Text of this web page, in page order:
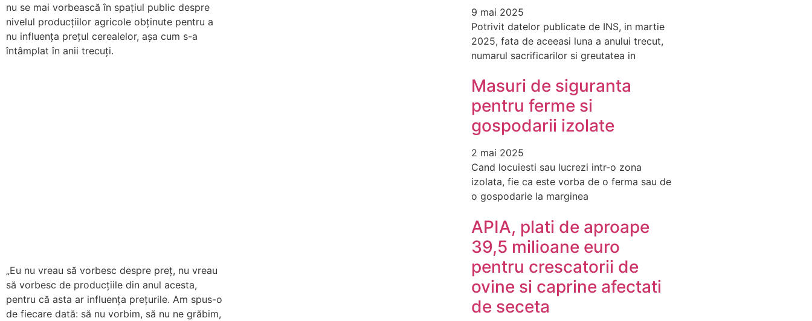
nu se mai vorbească în spaţiul public despre
nivelul producţiilor agricole obţinute pentru a
nu influenţa preţul cerealelor, aşa cum s-a
întâmplat în anii trecuţi.
„Eu nu vreau să vorbesc despre preţ, nu vreau
să vorbesc de producţiile din anul acesta,
pentru că asta ar influenţa preţurile. Am spus-o
de fiecare dată: să nu vorbim, să nu ne grăbim,
9 mai 2025
Potrivit datelor publicate de INS, in martie
2025, fata de aceeasi luna a anului trecut,
numarul sacrificarilor si greutatea in
Masuri de siguranta
pentru ferme si
gospodarii izolate
2 mai 2025
Cand locuiesti sau lucrezi intr-o zona
izolata, fie ca este vorba de o ferma sau de
o gospodarie la marginea
APIA, plati de aproape
39,5 milioane euro
pentru crescatorii de
ovine si caprine afectati
de seceta